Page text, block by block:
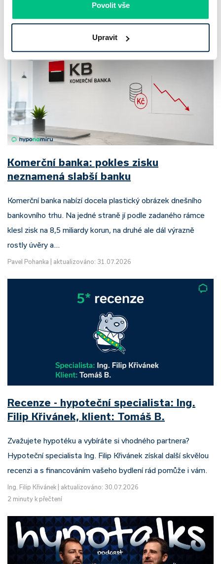
Povolit vše
Upravit
aktualizováno: 04.08.2026
4 minuty k přečtení
Komerční banka: pokles zisku
neznamená slabší banku
Komerční banka nabízí docela plastický obrázek dnešního
bankovního trhu. Na jedné straně jí podle zadaného rámce
klesl zisk na 8,5 miliardy korun, na druhé ale dál výrazně
rostly úvěry a…
Pavel Pohanka aktualizováno: 31.07.2026
Recenze - hypoteční specialista: Ing.
Filip Křivánek, klient: Tomáš B.
Zvažujete hypotéku a vybíráte si vhodného partnera?
Hypoteční specialista Ing. Filip Křivánek získal další skvělou
recenzi a s financováním vašeho bydlení rád pomůže i vám.
Ing. Filip Křivánek
aktualizováno: 30.07.2026
2 minuty k přečtení